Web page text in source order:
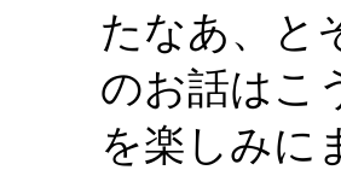
たなあ、と
のお話はこ
を楽しみに